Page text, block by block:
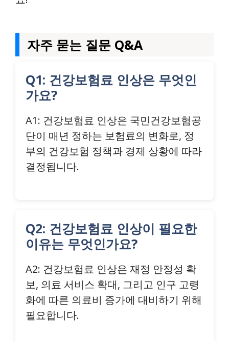
자주 묻는 질문 Q&A
Q1: 건강보험료 인상은 무엇인
가요?
A1: 건강보험료 인상은 국민건강보험공
단이 매년 정하는 보험료의 변화로, 정
부의 건강보험 정책과 경제 상황에 따라
결정됩니다.
Q2: 건강보험료 인상이 필요한
이유는 무엇인가요?
A2: 건강보험료 인상은 재정 안정성 확
보, 의료 서비스 확대, 그리고 인구 고령
화에 따른 의료비 증가에 대비하기 위해
필요합니다.